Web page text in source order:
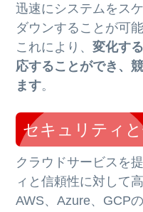
迅速にシステムをス
ダウンすることが可能
これにより、変化す
応することができ、
ます。
セキュリティ
クラウドサービスを
ィと信頼性に対して
AWS、Azure、GCP